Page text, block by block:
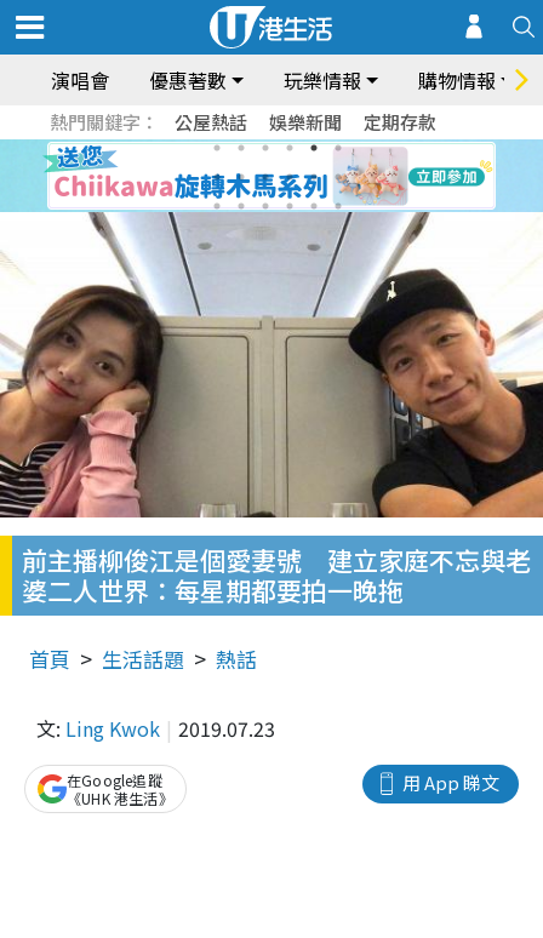
演唱會 優惠著數 玩樂情報 購物情報
熱門關鍵字： 公屋熱話 娛樂新聞 定期存款
前主播柳俊江是個愛妻號 建立家庭不忘與老
婆二人世界：每星期都要拍一晚拖
首頁 生活話題 熱話
文: Ling Kwok 2019.07.23
用 App 睇文
在Google追蹤
《UHK 港生活》